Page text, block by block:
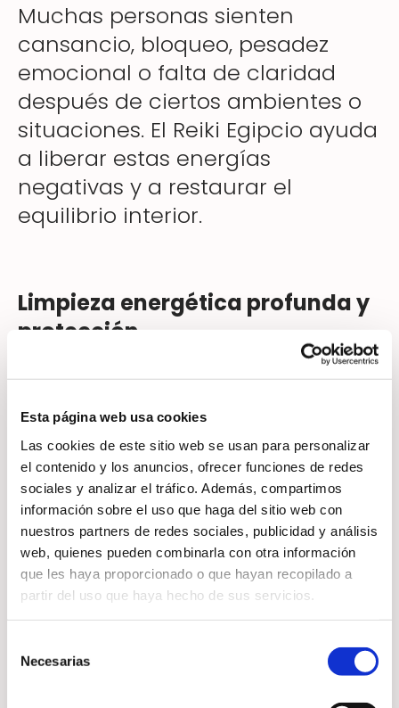
Esta página web usa cookies
Las cookies de este sitio web se usan para personalizar
el contenido y los anuncios, ofrecer funciones de redes
sociales y analizar el tráfico. Además, compartimos
información sobre el uso que haga del sitio web con
nuestros partners de redes sociales, publicidad y análisis
web, quienes pueden combinarla con otra información
que les haya proporcionado o que hayan recopilado a
partir del uso que haya hecho de sus servicios.
Necesarias
Muchas personas sienten
cansancio, bloqueo, pesadez
emocional o falta de claridad
después de ciertos ambientes o
situaciones. El Reiki Egipcio ayuda
a liberar estas energías
negativas y a restaurar el
equilibrio interior.
Limpieza energética profunda y
protección
La limpieza energética ayuda a
eliminar cargas acumuladas y
fortalecer la energía personal. El
Reiki ayuda a:
Eliminar energías negativas
Liberar bloqueos energéticos
energética